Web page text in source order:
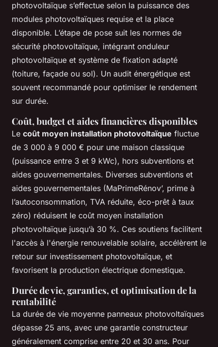
photovoltaïque s’effectue selon la puissance des
modules photovoltaïques requise et la place
disponible. L’étape de pose suit les normes de
sécurité photovoltaïque, intégrant onduleur
photovoltaïque et système de fixation adapté
(toiture, façade ou sol). Un audit énergétique est
souvent recommandé pour optimiser le rendement
sur durée.
Coût, budget et aides financières disponibles
Le coût moyen installation photovoltaïque fluctue
de 3 000 à 9 000 € pour une maison classique
(puissance entre 3 et 9 kWc), hors subventions et
aides gouvernementales. Diverses subventions et
aides gouvernementales (MaPrimeRénov’, prime à
l’autoconsommation, TVA réduite, éco-prêt à taux
zéro) réduisent le coût moyen installation
photovoltaïque jusqu’à 30 %. Ces soutiens facilitent
l'accès à l'énergie renouvelable solaire, accélèrent le
retour sur investissement photovoltaïque, et
favorisent la production électrique domestique.
Durée de vie, garanties, et optimisation de la
rentabilité
La durée de vie moyenne panneaux photovoltaïques
dépasse 25 ans, avec une garantie constructeur
généralement comprise entre 20 et 30 ans. Pour